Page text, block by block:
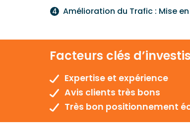
Amélioration du Trafic : Mise
Facteurs clés
Expertise et expérience
Avis clients très bons
Très bon positionnement